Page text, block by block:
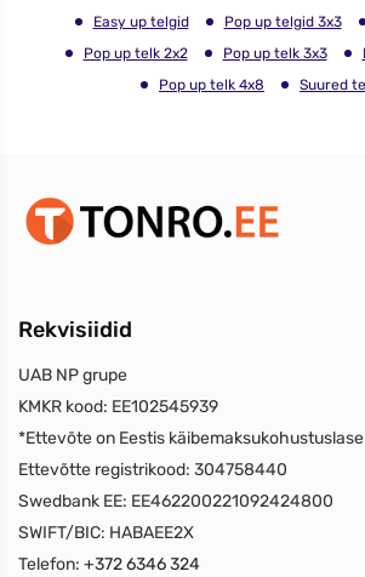
Easy up telgid
Pop up telgid 3x3
Pop up telk 2x2
Pop up telk 3x3
Pop up telk 4x8
Suured
Rekvisiidid
UAB NP grupe
KMKR kood: EE102545939
*Ettevõte on Eestis
Ettevõtte registrikood: 304758440
Swedbank EE: EE462200221092424800
SWIFT/BIC: HABAEE2X
Telefon: +372 6346 324